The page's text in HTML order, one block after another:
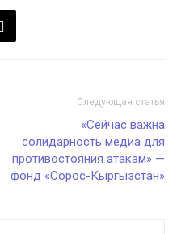
Следующая статья
«Сейчас важна
солидарность медиа для
противостояния атакам» —
фонд «Сорос-Кыргызстан»